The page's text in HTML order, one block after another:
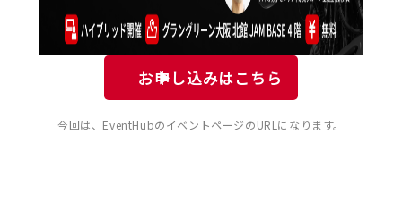
お申し込みはこちら
今回は、EventHubのイベントページのURLになります。